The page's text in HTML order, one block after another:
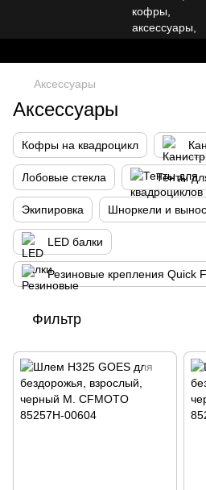
Аксессуары
Аксессуары
Кофры на квадроцикл
Лобовые стекла Тенты
Экипировка Шноркели и
LED балки
Резиновые крепления Quick
Фильтр